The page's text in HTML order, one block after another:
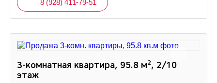
8 (928) 411-79-51
3-комнатная квартира, 95.8 м2, 2/10
этаж